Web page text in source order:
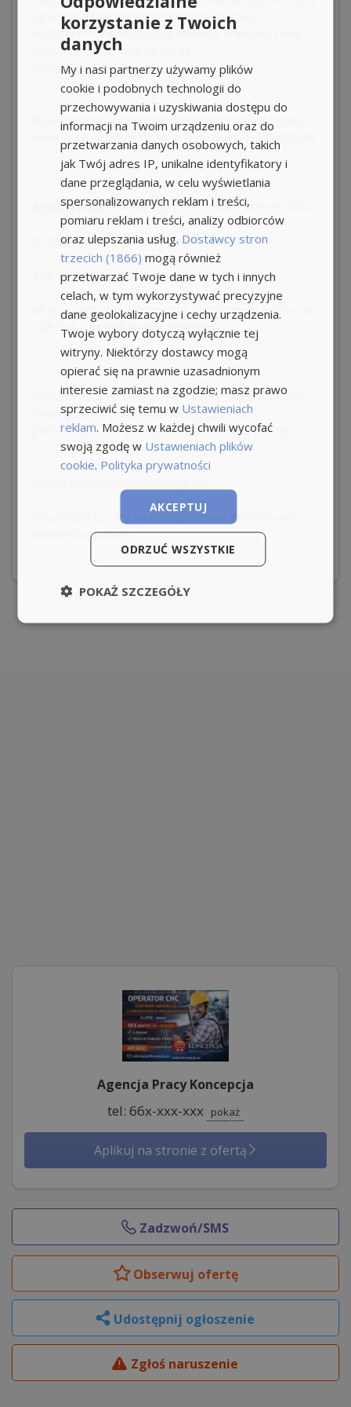
zgodę na przetwarzanie Państwa danych
osobowych. Zgodę można odwołać w każdej chwili
wysyłając nam maila na adres:
rezygnacja@koncepcja.eu
Dziękujemy za przesłane dokumenty, po wstępnej
selekcji skontaktujemy się z wybranymi kandydatami.
Agencja pracyKoncepcja, Wrocław ul. Podwale 62/2,
Nr tel.+48 664- pokaż numer telefonu -
71 343- pokaż numer telefonu -
(w przypadku niedostępności pozostałych telefonów
+48 791
- pokaż numer telefonu - )
Posiadamy wiele innych ofert pracy także w innych
lokalizacjach – podaj nam swoje życzenia i
preferencje, a dopasujemy odpowiednią ofertę.
Więcej ofert pracy na naszej stronie internetowej:
www.koncepcja.eu
Agencja Pracy Koncepcja
tel: 66x-xxx-xxx pokaż
Aplikuj na stronie z ofertą
Zadzwoń/SMS
Obserwuj ofertę
Udostępnij ogłoszenie
Zgłoś naruszenie
korzystanie z Twoich
danych
My i nasi partnerzy używamy plików
cookie i podobnych technologii do
przechowywania i uzyskiwania dostępu do
informacji na Twoim urządzeniu oraz do
przetwarzania danych osobowych, takich
jak Twój adres IP, unikalne identyfikatory i
dane przeglądania, w celu wyświetlania
spersonalizowanych reklam i treści,
pomiaru reklam i treści, analizy odbiorców
oraz ulepszania usług. Dostawcy stron
trzecich (1866) mogą również
przetwarzać Twoje dane w tych i innych
celach, w tym wykorzystywać precyzyjne
dane geolokalizacyjne i cechy urządzenia.
Twoje wybory dotyczą wyłącznie tej
witryny. Niektórzy dostawcy mogą
opierać się na prawnie uzasadnionym
interesie zamiast na zgodzie; masz prawo
sprzeciwić się temu w Ustawieniach
reklam. Możesz w każdej chwili wycofać
swoją zgodę w Ustawieniach plików
cookie. Polityka prywatności
AKCEPTUJ
ODRZUĆ WSZYSTKIE
POKAŻ SZCZEGÓŁY